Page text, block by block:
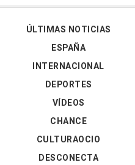
ÚLTIMAS NOTICIAS
ESPAÑA
INTERNACIONAL
DEPORTES
VÍDEOS
CHANCE
CULTURAOCIO
DESCONECTA